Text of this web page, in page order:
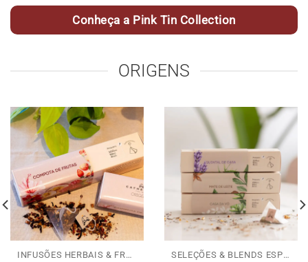
Conheça a Pink Tin Collection
ORIGENS
INFUSÕES HERBAIS & FRUTADAS SELEÇÕES & BLENDS ESPECIAIS